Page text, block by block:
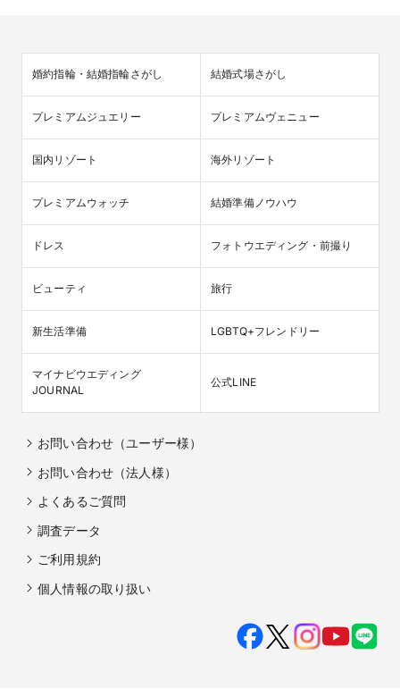
婚約指輪・結婚指輪さがし 結婚式場さがし
プレミアムジュエリー プレミアムヴェニュー
国内リゾート 海外リゾート
プレミアムウォッチ 結婚準備ノウハウ
ドレス フォトウエディング・前撮り
ビューティ 旅行
新生活準備 LGBTQ+フレンドリー
マイナビウエディング
JOURNAL
公式LINE
お問い合わせ（ユーザー様）
お問い合わせ（法人様）
よくあるご質問
調査データ
ご利用規約
個人情報の取り扱い